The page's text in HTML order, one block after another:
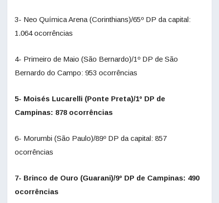
3- Neo Química Arena (Corinthians)/65º DP da capital:
1.064 ocorrências
4- Primeiro de Maio (São Bernardo)/1º DP de São
Bernardo do Campo: 953 ocorrências
5- Moisés Lucarelli (Ponte Preta)/1º DP de
Campinas: 878 ocorrências
6- Morumbi (São Paulo)/89º DP da capital: 857
ocorrências
7- Brinco de Ouro (Guarani)/9º DP de Campinas: 490
ocorrências